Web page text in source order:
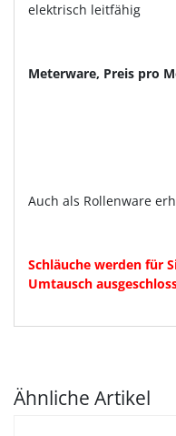
elektrisch leitfähig
Meterware, Preis pro
Auch als Rollenware
Schläuche werden für
Umtausch
Ähnliche Artikel